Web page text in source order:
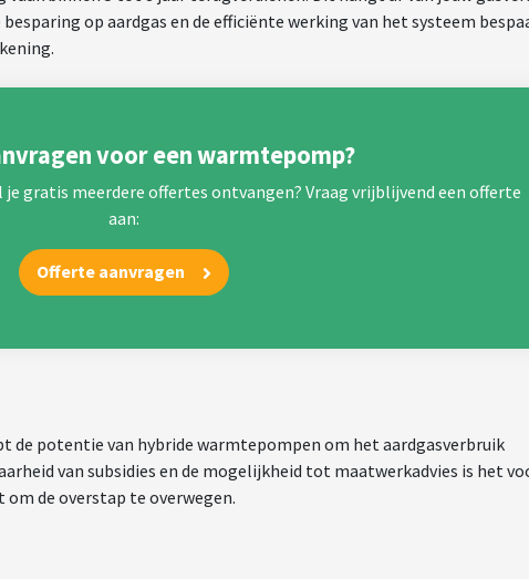
op aardgas en de efficiënte werking van het systeem
voor een warmtepomp?
gratis meerdere offertes ontvangen? Vraag vrijblijvend een offerte
aan:
Offerte aanvragen
de potentie van hybride warmtepompen om het aardgasverbruik
van subsidies en de mogelijkheid tot maatwerkadvies is het
de overstap te overwegen.